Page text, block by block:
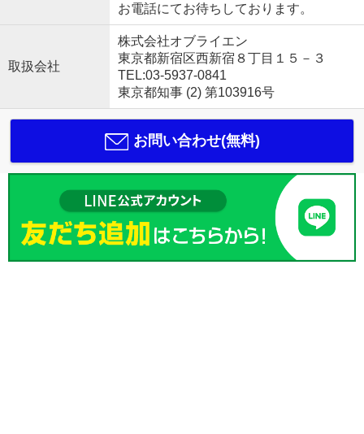
お電話にてお待ちしております。
取扱会社
株式会社オブライエン
東京都新宿区西新宿８丁目１５－３
TEL:03-5937-0841
東京都知事 (2) 第103916号
お問い合わせ(無料)